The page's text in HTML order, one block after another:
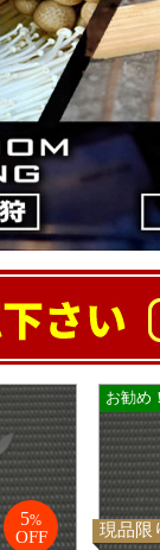
5%
OFF
お勧め！
現品限